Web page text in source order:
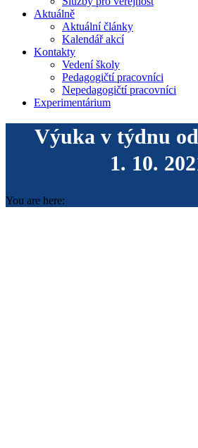
Aktuálně
Aktuální články
Kalendář akcí
Kontakty
Vedení školy
Pedagogičtí pracovníci
Nepedagogičtí pracovníci
Experimentárium
Výuka v týdnu
1. 10.
You are here: